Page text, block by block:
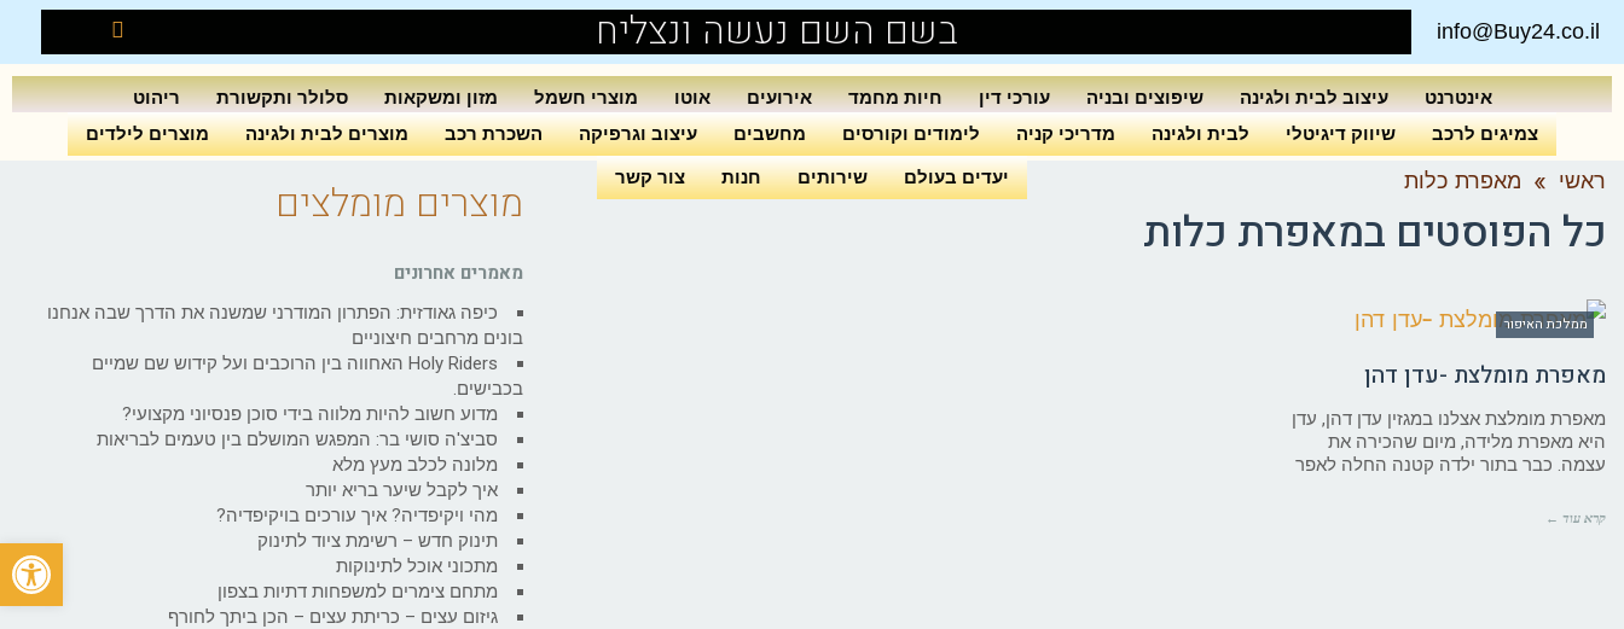
info@Buy24.co.il בשם השם נעשה ונצליח
אינטרנט עיצוב לבית ולגינה שיפוצים ובניה עורכי דין חיות מחמד אירועים אוטו מוצרי חשמל מזון ומשקאות סלולר ותקשורת
ריהוט
צמיגים לרכב
שיווק דיגיטלי לבית ולגינה מדריכי קניה לימודים וקורסים מחשבים עיצוב וגרפיקה השכרת רכב מוצרים לבית ולגינה מוצרים לילדים
יעדים בעולם שירותים חנות צור קשר ראשי » מאפרת כלות
כל הפוסטים במאפרת כלות
ממלכת האיפור
מאפרת מומלצת -עדן דהן
מאפרת מומלצת אצלנו במגזין עדן דהן, עדן
היא מאפרת מלידה, מיום שהכירה את
עצמה. כבר בתור ילדה קטנה החלה לאפר
קרא עוד ←
מוצרים מומלצים
מאמרים אחרונים
כיפה גאודזית: הפתרון המודרני שמשנה את הדרך שבה אנחנו
בונים מרחבים חיצוניים
Holy Riders האחווה בין הרוכבים ועל קידוש שם שמיים
בכבישים.
מדוע חשוב להיות מלווה בידי סוכן פנסיוני מקצועי?
סביצ'ה סושי בר: המפגש המושלם בין טעמים לבריאות
מלונה לכלב מעץ מלא
איך לקבל שיער בריא יותר
מהי ויקיפדיה? איך עורכים בויקיפדיה?
תינוק חדש – רשימת ציוד לתינוק
מתכוני אוכל לתינוקות
מתחם צימרים למשפחות דתיות בצפון
גיזום עצים – כריתת עצים – הכן ביתך לחורף